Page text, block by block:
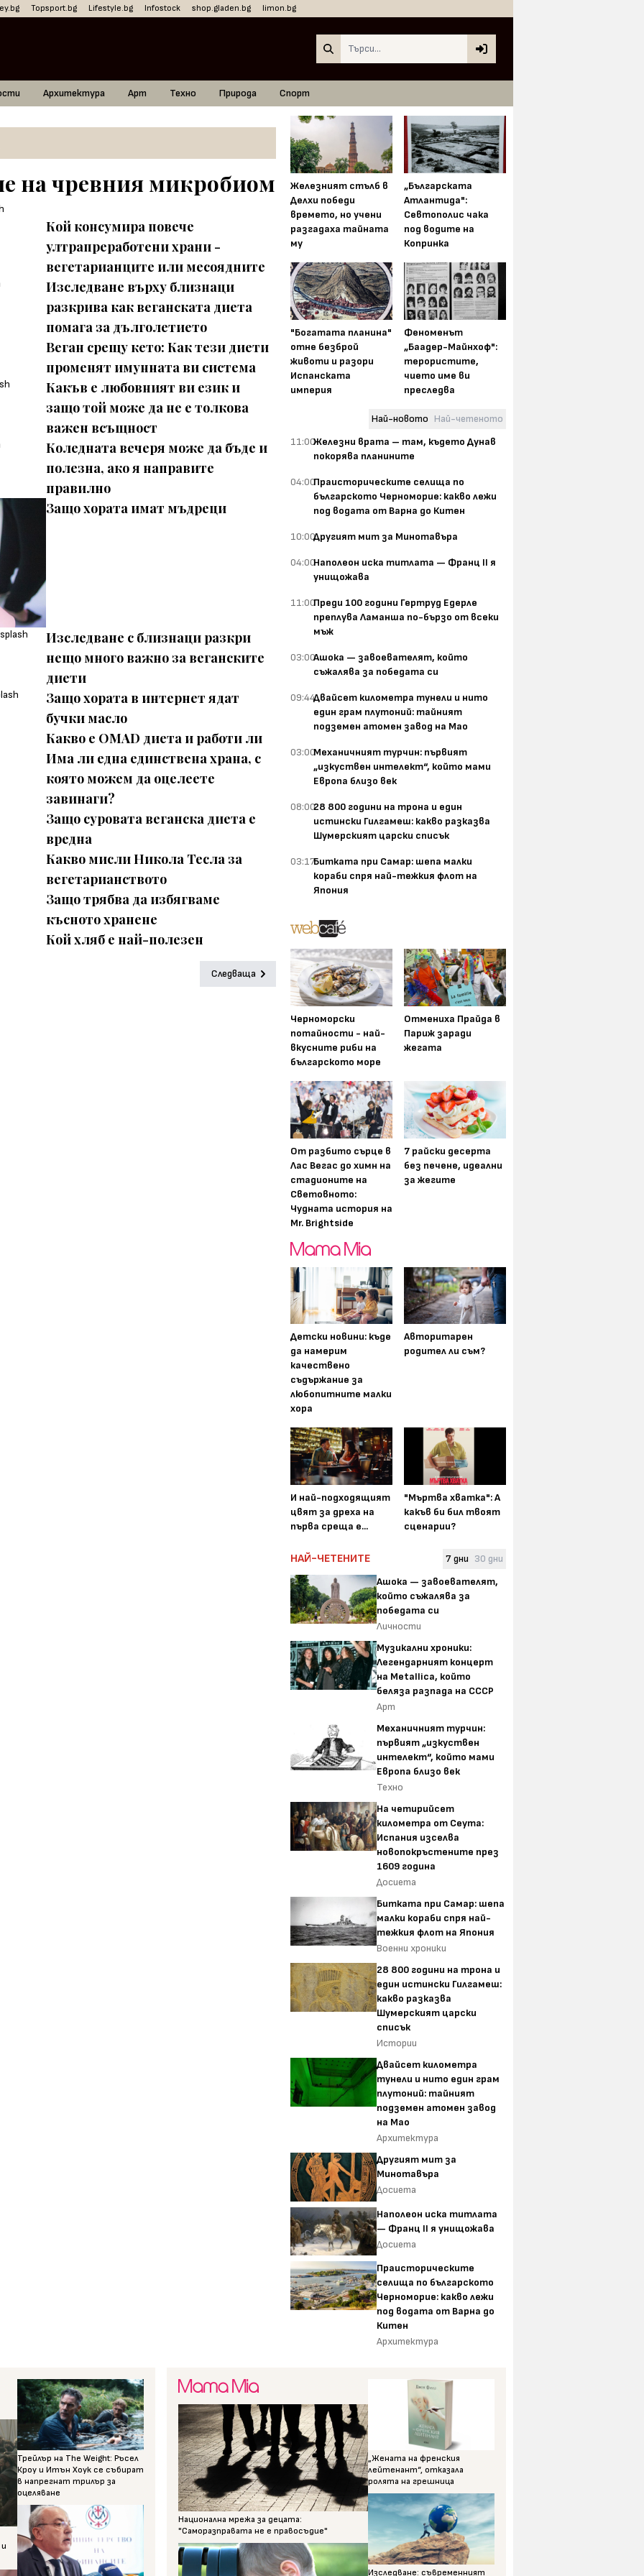
Topsport.bg Lifestyle.bg Infostock shop.gladen.bg limon.bg
Архитектура Арт Техно Природа Спорт
на чревния микробиом
Кой консумира повече
ултрапреработени храни -
вегетарианците или месоядните
Изследване върху близнаци
разкрива как веганската диета
помага за дълголетието
Веган срещу кето: Как тези диети
променят имунната ви система
Какъв е любовният ви език и
защо той може да не е толкова
важен всъщност
Коледната вечеря може да бъде и
полезна, ако я направите
правилно
Защо хората имат мъдреци
Изследване с близнаци разкри
нещо много важно за веганските
диети
Защо хората в интернет ядат
бучки масло
Какво е OMAD диета и работи ли
Има ли една единствена храна, с
която можем да оцелеете
завинаги?
Защо суровата веганска диета е
вредна
Какво мисли Никола Тесла за
вегетарианството
Защо трябва да избягваме
късното хранене
Кой хляб е най-полезен
Следваща
Железният стълб в
Делхи победи
времето, но учени
разгадаха тайната
му
„Българската
Атлантида":
Севтополис чака
под водите на
Копринка
"Богатата планина"
отне безброй
животи и разори
Испанската
империя
Феноменът
„Баадер-Майнхоф":
терористите,
чието име ви
преследва
Най-новото Най-четеното
11:00Железни врата – там, където Дунав
покорява планините
04:00Праисторическите селища по
българското Черноморие: какво лежи
под водата от Варна до Китен
10:00Другият мит за Минотавъра
04:00Наполеон иска титлата — Франц II я
унищожава
11:00Преди 100 години Гертруд Едерле
преплува Ламанша по-бързо от всеки
мъж
03:00Ашока — завоевателят, който
съжалява за победата си
09:44Двайсет километра тунели и нито
един грам плутоний: тайният
подземен атомен завод на Мао
03:00Механичният турчин: първият
„изкуствен интелект“, който мами
Европа близо век
08:0028 800 години на трона и един
истински Гилгамеш: какво разказва
Шумерският царски списък
03:17Битката при Самар: шепа малки
кораби спря най-тежкия флот на
Япония
Черноморски
потайности - най-
вкусните риби на
българското море
Отмениха Прайда в
Париж заради
жегата
От разбито сърце в
Лас Вегас до химн на
стадионите на
Световното:
Чудната история на
Mr. Brightside
7 райски десерта
без печене, идеални
за жегите
Детски новини: къде
да намерим
качествено
съдържание за
любопитните малки
хора
Авторитарен
родител ли съм?
И най-подходящият
цвят за дреха на
първа среща е...
"Мъртва хватка": А
какъв би бил твоят
сценарии?
НАЙ-ЧЕТЕНИТЕ 7 дни 30 дни
Ашока — завоевателят,
който съжалява за
победата си
Личности
Музикални хроники:
Легендарният концерт
на Metallica, който
беляза разпада на СССР
Арт
Механичният турчин:
първият „изкуствен
интелект“, който мами
Европа близо век
Техно
На четирийсет
километра от Сеута:
Испания изселва
новопокръстените през
1609 година
Досиета
Битката при Самар: шепа
малки кораби спря най-
тежкия флот на Япония
Военни хроники
28 800 години на трона и
един истински Гилгамеш:
какво разказва
Шумерският царски
списък
Истории
Двайсет километра
тунели и нито един грам
плутоний: тайният
подземен атомен завод
на Мао
Архитектура
Другият мит за
Минотавъра
Досиета
Наполеон иска титлата
— Франц II я унищожава
Досиета
Праисторическите
селища по българското
Черноморие: какво лежи
под водата от Варна до
Китен
Архитектура
Трейлър на The Weight: Ръсел
Кроу и Итън Хоук се събират
в напрегнат трилър за
оцеляване
Национална мрежа за децата:
"Саморазправата не е правосъдие"
„Жената на френския
лейтенант“, отказала
ролята на грешница
Изследване: съвременният